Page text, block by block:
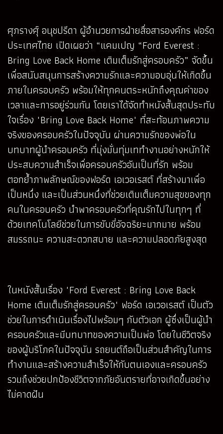
ศุภรางศุ์ อนุชปรีดา ผู้อำนวยการฝ่ายสื่อสารองค์กร ฟอร์ด
ประเทศไทย เปิดเผยว่า “แคมเปญ “Ford Everest :
Bring Love Back Home เติมเต็มรักสู่ครอบครัว” จัดขึ้น
เพื่อสนับสนุนการสร้างความรักและความอบอุ่นให้เกิดขึ้น
ภายในครอบครัว พร้อมให้ทุกคนตระหนักถึงคุณค่าของ
เวลาและการอยู่ร่วมกัน โดยเราได้จัดทำหนังสั้นสุดประทับ
ใจเรื่อง "Bring Love Back Home" ที่สะท้อนภาพความ
จริงของครอบครัวในปัจจุบัน ผ่านความรักของพ่อใน
บทบาทผู้นำครอบครัว ที่มุ่งมั่นทุ่มเททำงานอย่างหนักให้
ประสบความสำเร็จเพื่อครอบครัวอันเป็นที่รัก พร้อม
ตอกย้ำภาพลักษณ์ของฟอร์ด เอเวอเรสต์ ที่สร้างมาเพื่อ
เป็นหนึ่ง และเป็นส่วนหนึ่งที่ช่วยเติมเต็มความสุขของทุก
คนในครอบครัว นำพาครอบครัวที่คุณรักไปในทุกๆ ที่
ด้วยเทคโนโลยีช่วยในการขับขี่อัจฉริยะมากมาย พร้อม
สมรรถนะ ความสะดวกสบาย และความปลอดภัยสูงสุด
ในหนังสั้นเรื่อง "Ford Everest : Bring Love Back
Home เติมเต็มรักสู่ครอบครัว" ฟอร์ด เอเวอเรสต์ เป็นตัว
ช่วยในการดำเนินเรื่องไปพร้อมๆ กับตัวเอก ผู้ซึ่งเป็นผู้นำ
ครอบครัวและมีบทบาทของความเป็นพ่อ โดยในชีวิตจริง
ของผู้บริโภคในปัจจุบัน รถยนต์ถือเป็นส่วนสำคัญในการ
ทำงานและสร้างความสำเร็จให้กับตนเองและครอบครัว
รวมถึงช่วยปกป้องชีวิตจากภัยอันตรายที่อาจเกิดขึ้นอย่าง
ไม่คาดฝัน